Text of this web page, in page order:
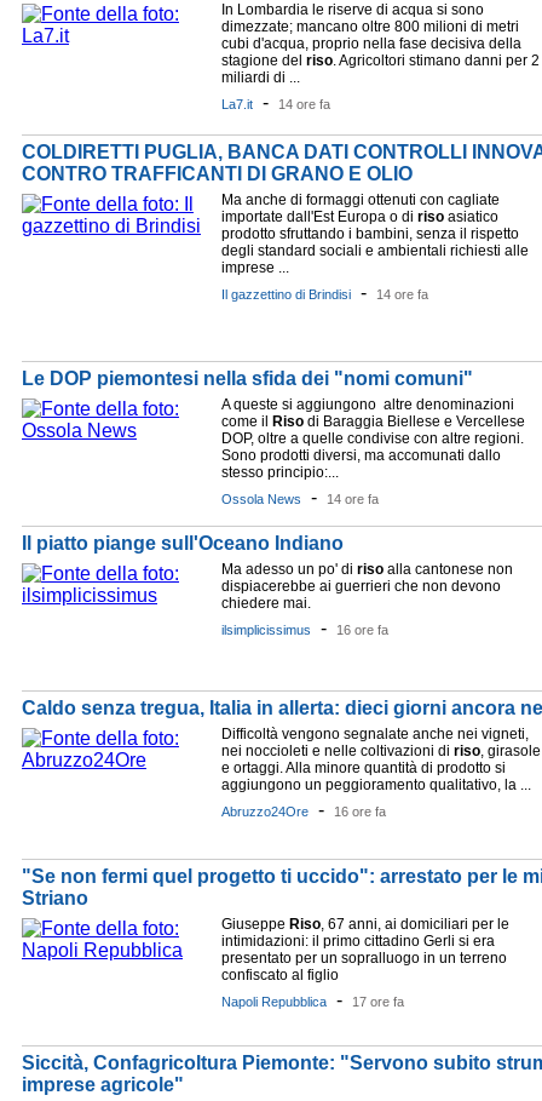
In Lombardia le riserve di acqua si sono
dimezzate; mancano oltre 800 milioni di metri
cubi d'acqua, proprio nella fase decisiva della
stagione del riso. Agricoltori stimano danni per 2
miliardi di ...
La7.it - 14 ore fa
COLDIRETTI PUGLIA, BANCA DATI CONTROLLI
CONTRO TRAFFICANTI DI GRANO E OLIO
Ma anche di formaggi ottenuti con cagliate
importate dall'Est Europa o di riso asiatico
prodotto sfruttando i bambini, senza il rispetto
degli standard sociali e ambientali richiesti alle
imprese ...
Il gazzettino di Brindisi - 14 ore fa
Le DOP piemontesi nella sfida dei "nomi comuni"
A queste si aggiungono altre denominazioni
come il
Riso di Baraggia Biellese e Vercellese
DOP, oltre a quelle condivise con altre regioni.
Sono prodotti diversi, ma accomunati dallo
stesso principio:...
Ossola News - 14 ore fa
Il piatto piange sull'Oceano Indiano
Ma adesso un po' di riso alla cantonese non
dispiacerebbe ai guerrieri che non devono
chiedere mai.
ilsimplicissimus - 16 ore fa
Caldo senza tregua, Italia in allerta: dieci giorni ancora
Difficoltà vengono segnalate anche nei vigneti,
nei noccioleti e nelle coltivazioni di riso, girasole
e ortaggi. Alla minore quantità di prodotto si
aggiungono un peggioramento qualitativo, la ...
Abruzzo24Ore - 16 ore fa
"Se non fermi quel progetto ti uccido": arrestato per le
Striano
Giuseppe Riso, 67 anni, ai domiciliari per le
intimidazioni: il primo cittadino Gerli si era
presentato per un sopralluogo in un terreno
confiscato al figlio
Napoli Repubblica - 17 ore fa
Siccità, Confagricoltura Piemonte: "Servono subito
imprese agricole"